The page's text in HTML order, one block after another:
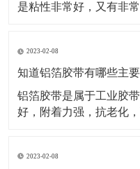
是粘性非常好，又有非
等，就是使用的这种铝
运用于各行各业当中，
电子行业当中也
2023-02-08
知道铝箔胶带有哪些主
铝箔胶带是属于工业胶
好，附着力强，抗老化
及破损处的修复，是冰
2023-02-08